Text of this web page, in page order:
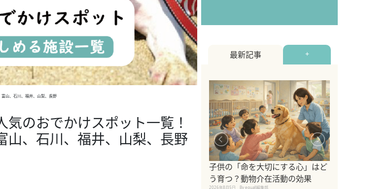
富山、石川、福井、山梨、長野
気のおでかけスポット一覧！
山、石川、福井、山梨、長野
最新記事 +
子供の「命を大切にする心」はど
う育つ？動物介在活動の効果
2026年8月5日 By equall編集部